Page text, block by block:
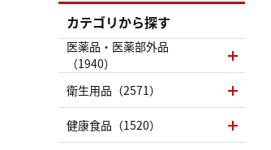
カテゴリから探す
医薬品・医薬部外品
（1940）
衛生用品（2571）
健康食品（1520）